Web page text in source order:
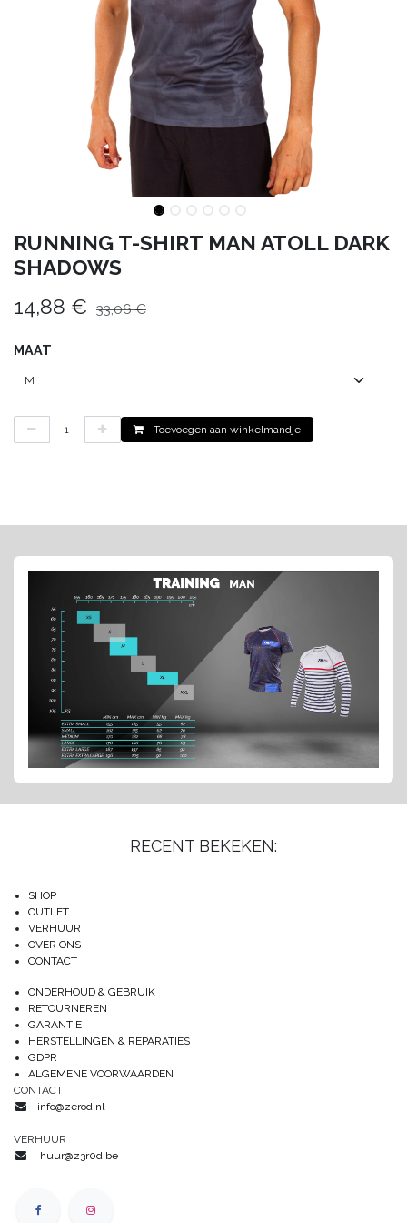
RUNNING T-SHIRT MAN ATOLL DARK
SHADOWS
14,88 € 33,06€
MAAT
Toevoegen aan winkelmandje
RECENT BEKEKEN:
SHOP
OUTLET
VERHUUR
OVER ONS
CONTACT
ONDERHOUD & GEBRUIK
RETOURNEREN
GARANTIE
HERSTELLINGEN & REPARATIES
GDPR
ALGEMENE VOORWAARDEN
CONTACT
info@zerod.nl
VERHUUR
huur@z3r0d.be